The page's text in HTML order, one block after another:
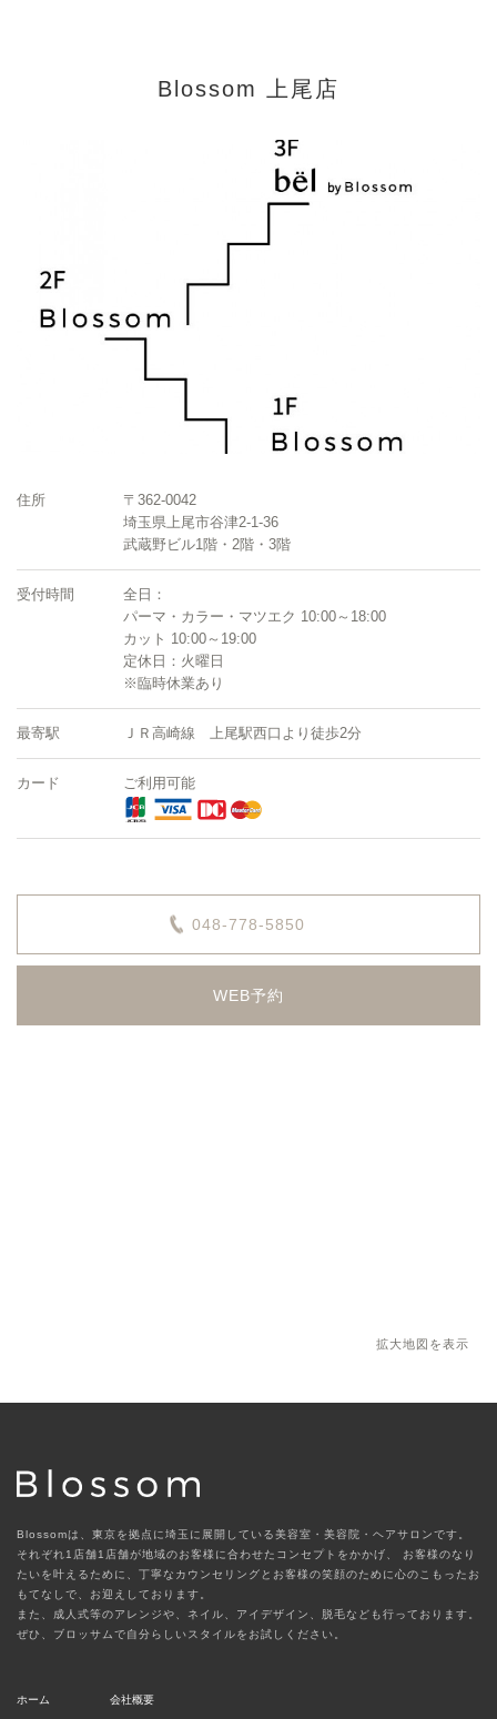
Blossom 上尾店
住所
〒362-0042
埼玉県上尾市谷津2-1-36
武蔵野ビル1階・2階・3階
受付時間
全日：
パーマ・カラー・マツエク 10:00～18:00
カット 10:00～19:00
定休日：火曜日
※臨時休業あり
最寄駅 ＪＲ高崎線 上尾駅西口より徒歩2分
カード ご利用可能
048-778-5850
WEB予約
拡大地図を表示
Blossomは、東京を拠点に埼玉に展開している美容室・美容院・ヘアサロンです。
それぞれ1店舗1店舗が地域のお客様に合わせたコンセプトをかかげ、
お客様のなり
たいを叶えるために、丁寧なカウンセリングとお客様の笑顔のために心のこもったお
もてなしで、お迎えしております。
また、成人式等のアレンジや、ネイル、アイデザイン、脱毛なども行っております。
ぜひ、ブロッサムで自分らしいスタイルをお試しください。
ホーム 会社概要